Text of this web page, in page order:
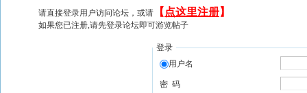
请直接登录用户访问论坛，或请 【 点这里注册】
如果您已注册,请先登录论坛即可游览帖子
登录
用户名
密 码